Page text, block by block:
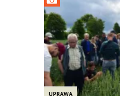
UPRAWA